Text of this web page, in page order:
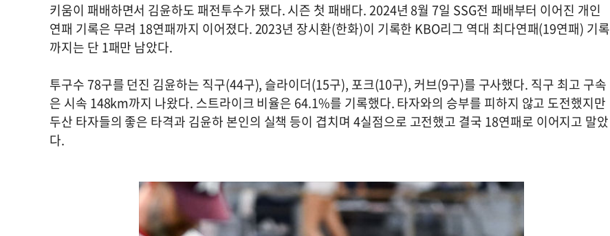
키움이 패배하면서 김윤하도 패전투수가 됐다. 시즌 첫 패배다. 2024년 8월 7일 SSG전 패배부터 이어진 개인
연패 기록은 무려 18연패까지 이어졌다. 2023년 장시환(한화)이 기록한 KBO리그 역대 최다연패(19연패) 기록
까지는 단 1패만 남았다.
투구수 78구를 던진 김윤하는 직구(44구), 슬라이더(15구), 포크(10구), 커브(9구)를 구사했다. 직구 최고 구속
은 시속 148km까지 나왔다. 스트라이크 비율은 64.1%를 기록했다. 타자와의 승부를 피하지 않고 도전했지만
두산 타자들의 좋은 타격과 김윤하 본인의 실책 등이 겹치며 4실점으로 고전했고 결국 18연패로 이어지고 말았
다.